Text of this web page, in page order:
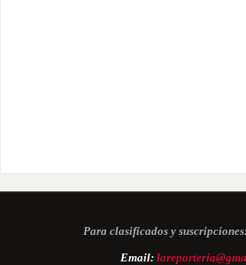
Para clasificados y
Email: